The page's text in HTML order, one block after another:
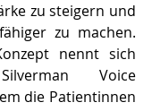
zu steigern und
zu machen.
nennt sich
Voice
die Patientinnen